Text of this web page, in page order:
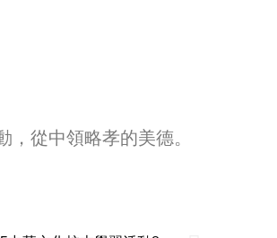
從中領略孝的美德。